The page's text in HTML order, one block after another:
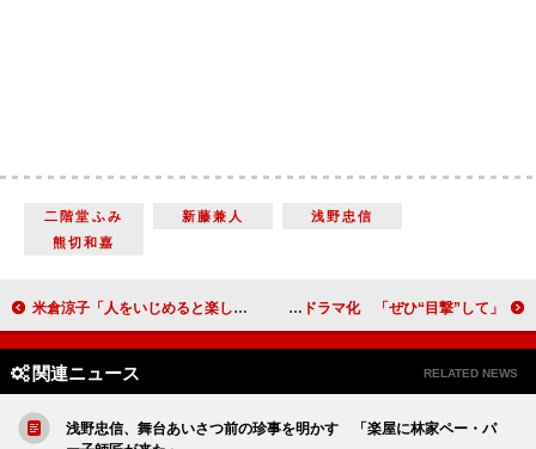
二階堂ふみ 新藤兼人
浅野忠信
熊切和嘉
米倉涼子「人をいじめると楽しいんです」 「悪女役を嫌だと思ったことはない」 松雪泰子、キスマイ北山らで「家族狩り」をドラマ化 「ぜひ“目撃”して」
関連ニュース RELATED NEWS
浅野忠信、舞台あいさつ前の珍事を明かす 「楽屋に林家ペー・パ